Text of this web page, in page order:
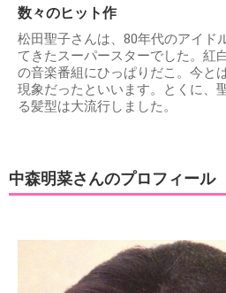
数々のヒット作
松田聖子さんは、80年代のアイド
てきたスーパースターでした。紅
の音楽番組にひっぱりだこ。今と
現象だったといいます。とくに、
る髪型は大流行しました。
中森明菜さんのプロフィール